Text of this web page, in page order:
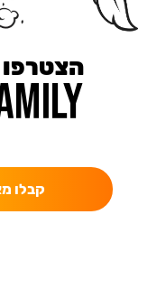
הצטרפו
קבלו